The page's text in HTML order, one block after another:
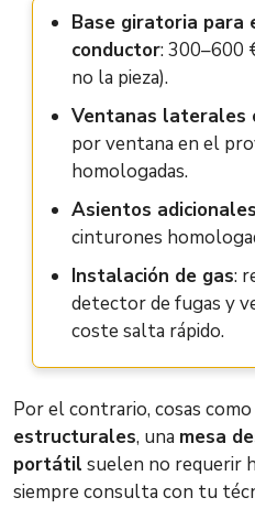
Base giratoria para
conductor: 300–600
no la pieza).
Ventanas laterales
por ventana en el
homologadas.
Asientos adicionales
cinturones
Instalación de gas:
detector de fugas y
coste salta rápido.
Por el contrario, cosas como
estructurales, una mesa
portátil suelen no requerir
siempre consulta con tu